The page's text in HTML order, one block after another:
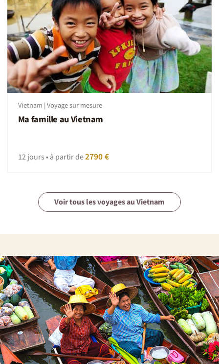
Vietnam | Voyage sur mesure
Ma famille au Vietnam
12 jours • à partir de2790 €
Voir tous les voyages au Vietnam